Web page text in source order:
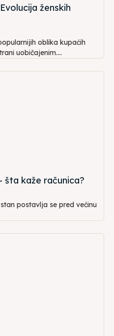
ženskih
oblika kupaćih
uobičajenim....
šta kaže računica?
postavlja se pred većinu